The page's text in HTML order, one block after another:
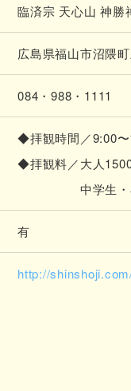
臨済宗 天心山 神勝
広島県福山市沼隈
084・988・1111
◆拝観時間／9:00〜
◆拝観料／大人
中学生・小
有
http://